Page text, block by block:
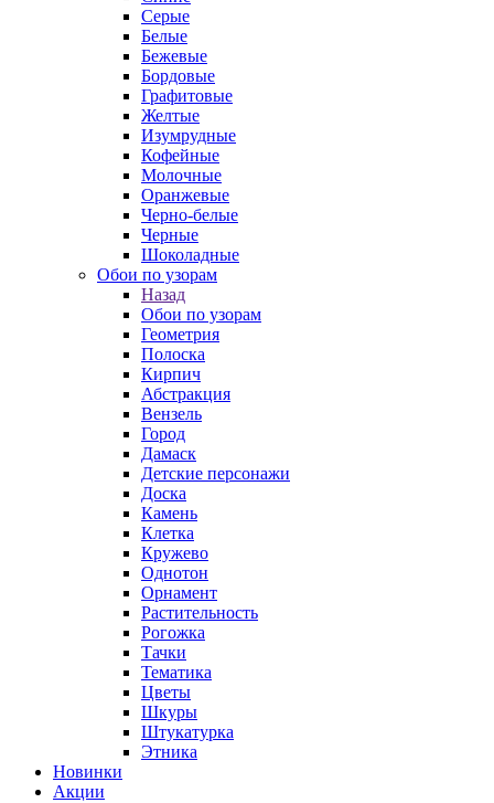
Серые
Белые
Бежевые
Бордовые
Графитовые
Желтые
Изумрудные
Кофейные
Молочные
Оранжевые
Черно-белые
Черные
Шоколадные
Обои по узорам
Назад
Обои по узорам
Геометрия
Полоска
Кирпич
Абстракция
Вензель
Город
Дамаск
Детские персонажи
Доска
Камень
Клетка
Кружево
Однотон
Орнамент
Растительность
Рогожка
Тачки
Тематика
Цветы
Шкуры
Штукатурка
Этника
Новинки
Акции